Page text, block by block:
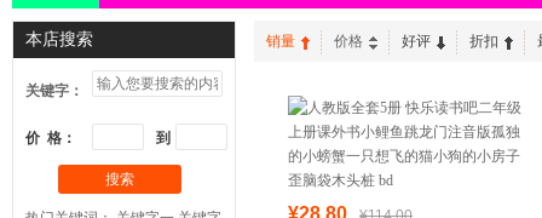
本店搜索
关键字：
价 格： 到
搜索
销量 价格 好评 折扣
¥28.80
浪
打